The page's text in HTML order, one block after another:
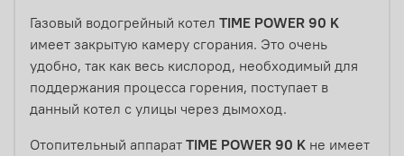
Газовый водогрейный котел TIME POWER 90 K
имеет закрытую камеру сгорания. Это очень
удобно, так как весь кислород, необходимый для
поддержания процесса горения, поступает в
данный котел с улицы через дымоход.
Отопительный аппарат TIME POWER 90 K не имеет